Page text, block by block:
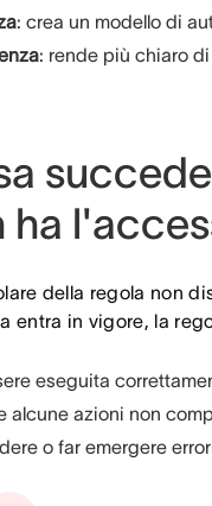
: crea un modello di
: rende più chiaro
ha
della regola non
entra in vigore, la
eseguita
alcune azioni non
o far emergere